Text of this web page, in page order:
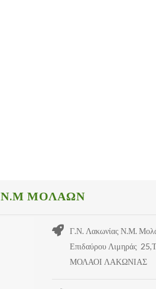
Ν.Μ ΜΟΛΑΩΝ
Γ.Ν. Λακωνίας Ν.Μ.
Επιδαύρου Λιμηράς
ΜΟΛΑΟΙ ΛΑΚΩΝΙΑΣ